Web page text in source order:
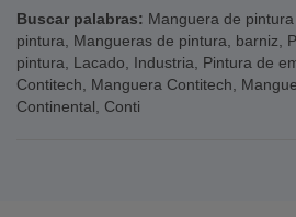
Buscar palabras: Manguera de
pintura, Mangueras de pintura, barniz,
pintura, Lacado, Industria, Pintura de
Contitech, Manguera Contitech,
Continental, Conti